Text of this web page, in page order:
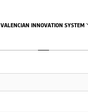
VALENCIAN INNOVATION SYSTEM